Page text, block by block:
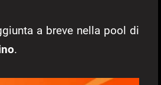
a breve nella pool di
.